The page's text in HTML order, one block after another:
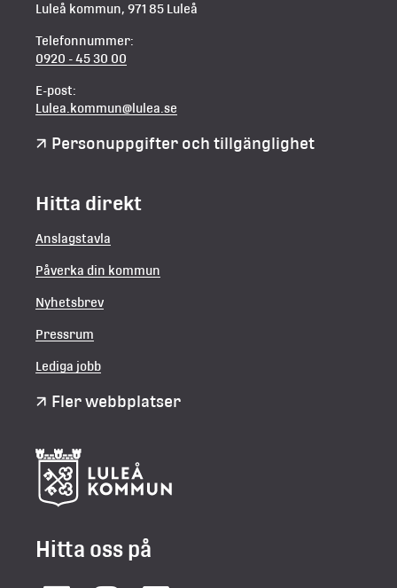
Luleå kommun, 971 85 Luleå
Telefonnummer:
0920 - 45 30 00
E-post:
Lulea.kommun@lulea.se
Personuppgifter och tillgänglighet
Hitta direkt
Anslagstavla
Påverka din kommun
Nyhetsbrev
Pressrum
Lediga jobb
Fler webbplatser
Hitta oss på